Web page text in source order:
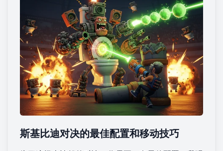
斯基比迪对决的最佳配置和移动技巧